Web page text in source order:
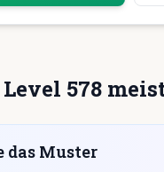
578
das Muster